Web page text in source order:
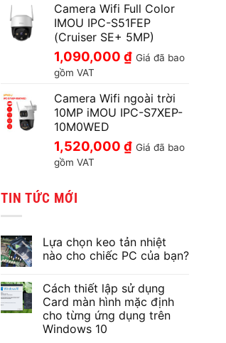
Camera Wifi Full Color
IMOU IPC-S51FEP
(Cruiser SE+ 5MP)
1,090,000 ₫ Giá đã bao
gồm VAT
Camera Wifi ngoài trời
10MP iMOU IPC-S7XEP-
10M0WED
1,520,000 ₫ Giá đã bao
gồm VAT
TIN TỨC MỚI
Lựa chọn keo tản nhiệt
nào cho chiếc PC của bạn?
bình
luận
ở
Lựa
chọn
keo
Cách thiết lập sử dụng
Card màn hình mặc định
cho từng ứng dụng trên
Windows 10